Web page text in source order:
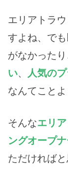
エリアトラ
すよね、でも
がなかったり
い、 人気の
なんてことよ
そんなエリ
ングオープ
ただければと